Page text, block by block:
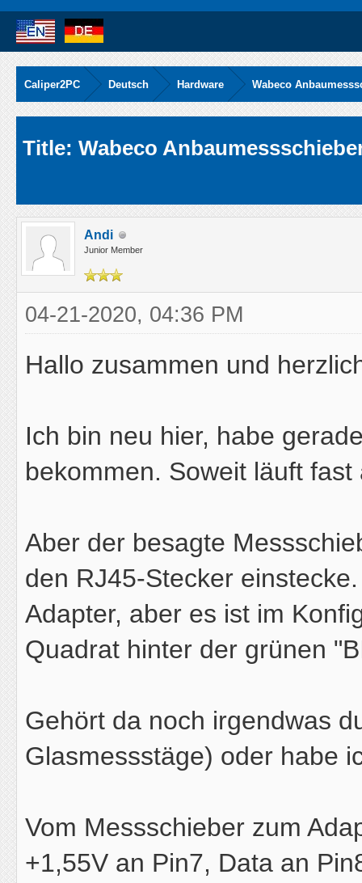
Caliper2PC Deutsch Hardware Wabeco
Title: Wabeco
Andi
Junior Member
04-21-2020, 04:36 PM
Hallo zusammen und
Ich bin neu hier, habe
bekommen. Soweit läuft fast
Aber der besagte
den RJ45-Stecker
Adapter, aber es ist im
Quadrat hinter der grünen
Gehört da noch irgendwas
Glasmessstäge) oder habe
Vom Messschieber zum
+1,55V an Pin7, Data an